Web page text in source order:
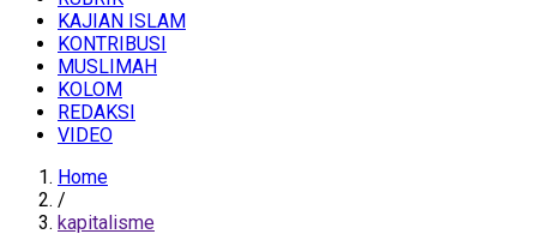
KAJIAN ISLAM
KONTRIBUSI
MUSLIMAH
KOLOM
REDAKSI
VIDEO
Home
/
kapitalisme